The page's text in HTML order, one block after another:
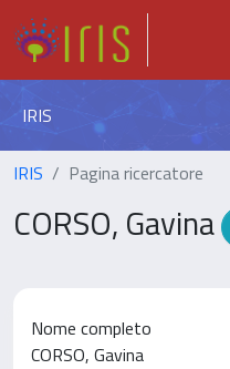
IRIS
IRIS Pagina ricercatore
CORSO, Gavina
Nome completo
CORSO, Gavina